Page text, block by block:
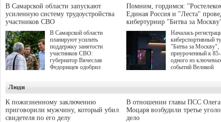
В Самарской области запускают
усиленную систему трудоустройства
участников СВО
В Самарской области
планируют усилить
поддержку занятости
участников СВО:
губернатор Вячеслав
Федорищев одобрил
Живайкина, направленные
на трудоустройство и более
спокойную адаптацию к
мирной жизни.
Помним, гордимся:
Единая Россия и "Леста"
кибертурнир "Битва за
Началась
киберспортивный
"Битва за Москву",
приуроченный к
одного из
событий Великой
игре "Мир танков"
выступили
партия "Единая
игровая студия
Люди
К пожизненному заключению
приговорили мужчину, который убил
свидетеля по его делу
В отношении главы ПСС Олега
Моцаря возбудили третье
дело